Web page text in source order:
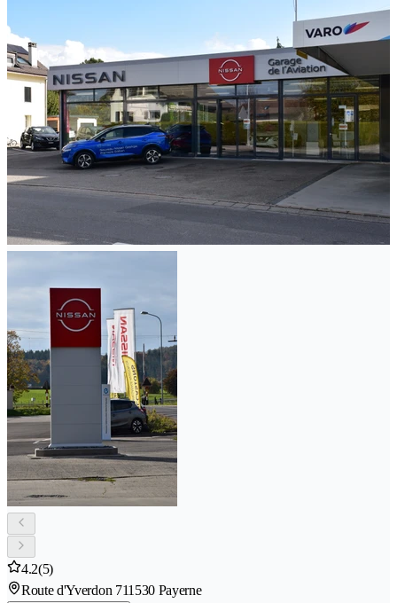
4.2(5)
Route d'Yverdon 711530 Payerne